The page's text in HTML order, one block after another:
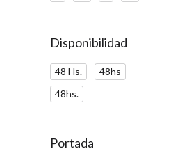
Disponibilidad
48 Hs.
48hs
48hs.
Portada